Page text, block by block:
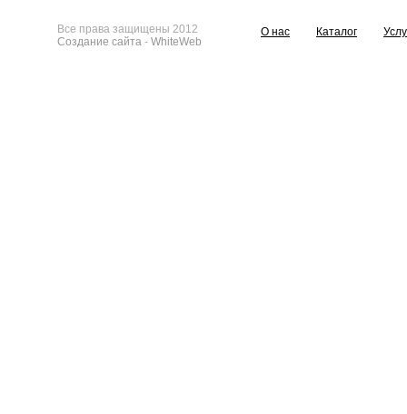
Все права защищены 2012
Создание сайта - WhiteWeb
О нас Каталог